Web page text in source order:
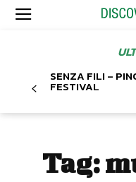
SENZA FILI –
FESTIVAL
Tag: